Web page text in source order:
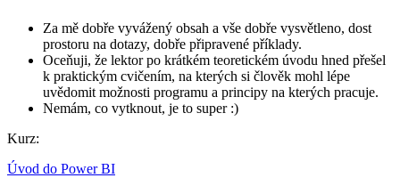
Za mě dobře vyvážený obsah a vše dobře vysvětleno, dost
prostoru na dotazy, dobře připravené příklady.
Oceňuji, že lektor po krátkém teoretickém úvodu hned přešel
k praktickým cvičením, na kterých si člověk mohl lépe
uvědomit možnosti programu a principy na kterých pracuje.
Nemám, co vytknout, je to super :)
Kurz:
Úvod do Power BI